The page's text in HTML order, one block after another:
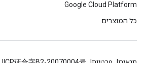
Google Cloud Platform
כל המוצרים